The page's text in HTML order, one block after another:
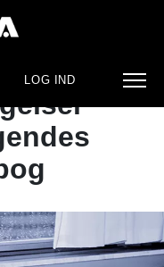
LOG IND
sidste